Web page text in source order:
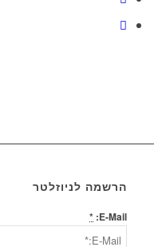
הרשמה לניוזלטר
E-Mail:
*